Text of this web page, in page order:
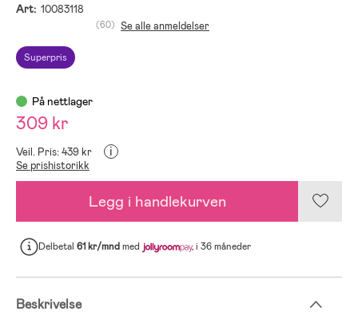
Art: 10083118
Superpris
(60) Se alle anmeldelser
På nettlager
309 kr
Veil. Pris: 439 kr i
Se prishistorikk
Legg i handlekurven
Delbetal 61 kr/mndmed i 36 måneder
Beskrivelse